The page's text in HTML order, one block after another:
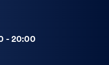
- 20:00